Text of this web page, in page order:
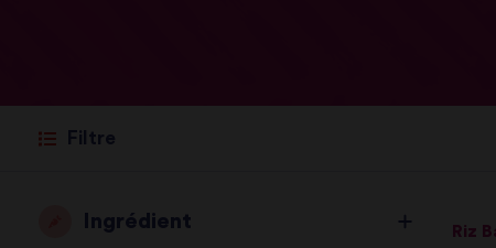
Filtre
Ingrédient Riz